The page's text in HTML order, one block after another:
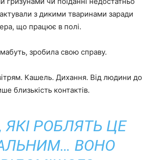
з дикими тваринами заради
що працює в полі.
зробила свою справу.
Кашель. Дихання. Від людини до
близькість контактів.
ЯКІ РОБЛЯТЬ ЦЕ
ВОНО